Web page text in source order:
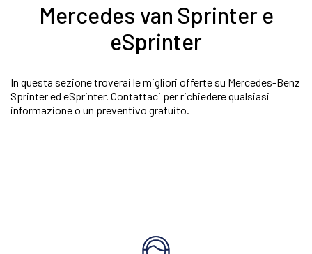
Mercedes van Sprinter e
eSprinter
In questa sezione troverai le migliori offerte su Mercedes-Benz
Sprinter ed eSprinter. Contattaci per richiedere qualsiasi
informazione o un preventivo gratuito.